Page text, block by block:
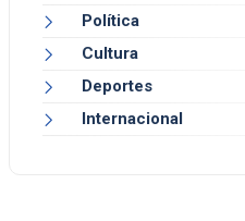
Política
Cultura
Deportes
Internacional